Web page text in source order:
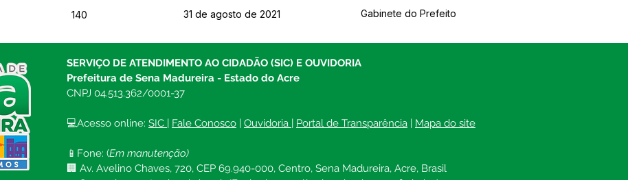
140 31 de agosto de 2021 Gabinete do Prefeito
SERVIÇO DE ATENDIMENTO AO CIDADÃO (SIC) E OUVIDORIA
Prefeitura de Sena Madureira - Estado do Acre
CNPJ 04.513.362/0001-37
💻Acesso online: SIC | Fale Conosco | Ouvidoria | Portal de Transparência | Mapa do site
📱Fone: (Em manutenção)
🏢 Av. Avelino Chaves, 720, CEP 69.940-000, Centro, Sena Madureira, Acre, Brasil